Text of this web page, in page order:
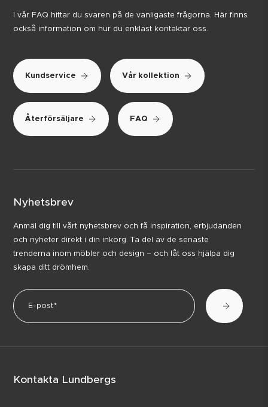
I vår FAQ hittar du svaren på de vanligaste frågorna. Här finns
också information om hur du enklast kontaktar oss.
Kundservice Vår kollektion
Återförsäljare FAQ
Nyhetsbrev
Anmäl dig till vårt nyhetsbrev och få inspiration, erbjudanden
och nyheter direkt i din inkorg. Ta del av de senaste
trenderna inom möbler och design – och låt oss hjälpa dig
skapa ditt drömhem.
Kontakta Lundbergs